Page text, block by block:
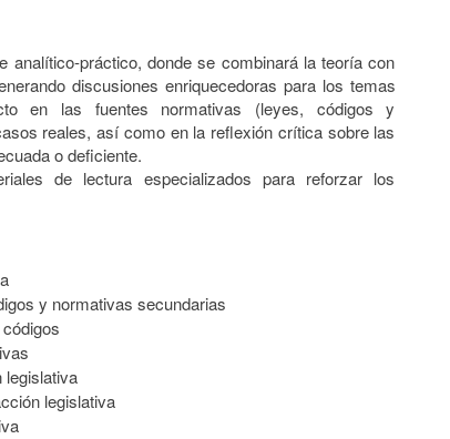
analítico-práctico, donde se combinará la teoría con
discusiones enriquecedoras para los temas
en las fuentes normativas (leyes, códigos y
reales, así como en la reflexión crítica sobre las
o deficiente.
de lectura especializados para reforzar los
y normativas secundarias
legislativa
legislativa